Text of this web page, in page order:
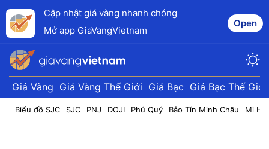
Cập nhật giá vàng nhanh chóng
Mở app GiaVangVietnam
Open
Giá Vàng Giá Vàng Thế Giới Giá Bạc Giá Bạc Thế Giới
Biểu đồ SJC SJC PNJ DOJI Phú Quý Bảo Tín Minh Châu Mi